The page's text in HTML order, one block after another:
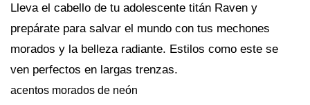
Lleva el cabello de tu adolescente titán Raven y
prepárate para salvar el mundo con tus mechones
morados y la belleza radiante. Estilos como este se
ven perfectos en largas trenzas.
acentos morados de neón